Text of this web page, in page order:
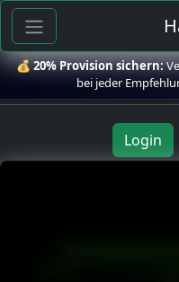
💰20% Provision sichern:
bei jeder
Login